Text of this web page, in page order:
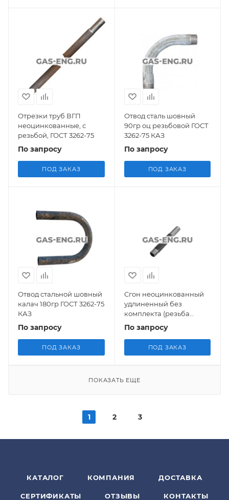
Отрезки труб ВГП
неоцинкованные, с
резьбой, ГОСТ 3262-75
По запросу
ПОД ЗАКАЗ
Отвод сталь шовный
90гр оц резьбовой ГОСТ
3262-75 КАЗ
По запросу
ПОД ЗАКАЗ
Отвод стальной шовный
калач 180гр ГОСТ 3262-75
КАЗ
По запросу
ПОД ЗАКАЗ
Сгон неоцинкованный
удлиненный без
комплекта (резьба
правая) из труб ГОСТ
По запросу
ПОД ЗАКАЗ
ПОКАЗАТЬ ЕЩЕ
1 2 3
КАТАЛОГ КОМПАНИЯ ДОСТАВКА
СЕРТИФИКАТЫ ОТЗЫВЫ КОНТАКТЫ